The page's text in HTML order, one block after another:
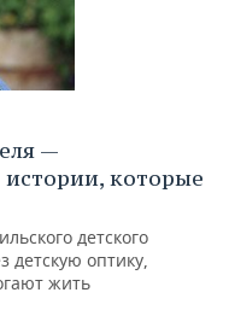
—
истории, которые
детского
детскую оптику,
жить